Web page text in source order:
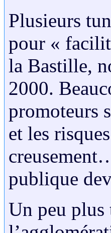
Plusieurs
pour «
la Bastille,
2000.
promoteurs
et les
publique
Un peu plus